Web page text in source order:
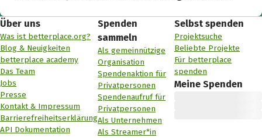
Über uns
Was ist betterplace.org?
Blog & Neuigkeiten
betterplace academy
Das Team
Jobs
Presse
Kontakt & Impressum
Barrierefreiheitserklärung
API Dokumentation
Spenden
sammeln
Als gemeinnützige
Organisation
Spendenaktion für
Privatpersonen
Spendenaufruf für
Privatpersonen
Als Unternehmen
Als Streamer*in
Selbst spenden
Projektsuche
Beliebte Projekte
Für betterplace
spenden
Meine Spenden